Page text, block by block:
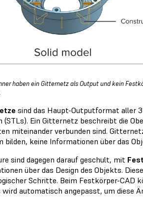
haben ein Gitternetz als Output und kein
sind das Haupt-Outputformat aller
(STLs). Ein Gitternetz beschreibt die
miteinander verbunden sind.
bilden, keine Informationen über das
sind dagegen darauf geschult, mit
über das Design des Objekts.
Schritte. Beim Festkörper-CAD
wird automatisch angepasst, um diese